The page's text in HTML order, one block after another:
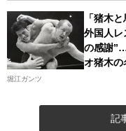
「猪木
外国人レ
の感謝
オ猪木の
堀江ガンツ
記